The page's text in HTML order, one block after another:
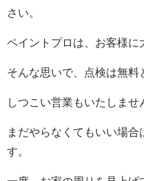
さい。
ペイントプロは、お客様に
そんな思いで、点検は無料
しつこい営業もいたしませ
まだやらなくてもいい場合
す。